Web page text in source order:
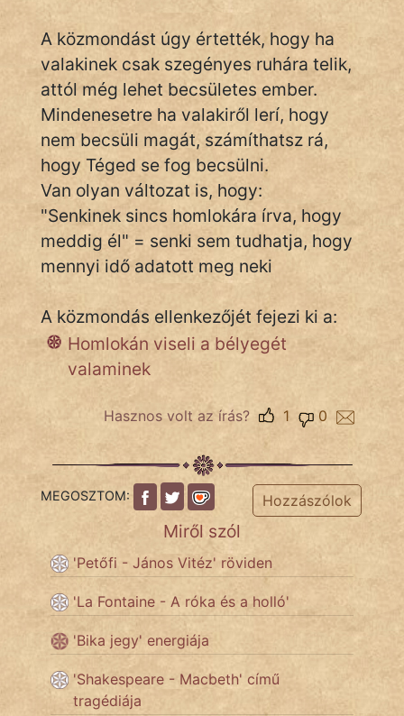
IRODALOM
SZÓLÁS
KÖZMONDÁS
PSZICHO
FILM
ÉLETMÓD
MAGYARSÁG
TÖRTÉNELEM
cinege
Hunor
Jób Gedeon
Láron Ádám
mikkamakka
A közmondást úgy értették, hogy ha
valakinek csak szegényes ruhára telik,
attól még lehet becsületes ember.
Mindenesetre ha valakiről lerí, hogy
nem becsüli magát, számíthatsz rá,
hogy Téged se fog becsülni.
Van olyan változat is, hogy:
"Senkinek sincs homlokára írva, hogy
meddig él" = senki sem tudhatja, hogy
mennyi idő adatott meg neki
A közmondás ellenkezőjét fejezi ki a:
Homlokán viseli a bélyegét
valaminek
Hasznos volt az írás? 0
1
MEGOSZTOM: Hozzászólok
Miről szól
'Petőfi - János Vitéz' röviden
'La Fontaine - A róka és a holló'
'Bika jegy' energiája
'Shakespeare - Macbeth' című
tragédiája